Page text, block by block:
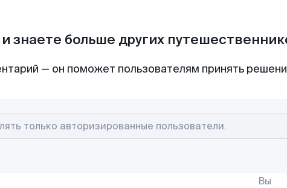
знаете больше других
— он поможет пользователям принять
Вы